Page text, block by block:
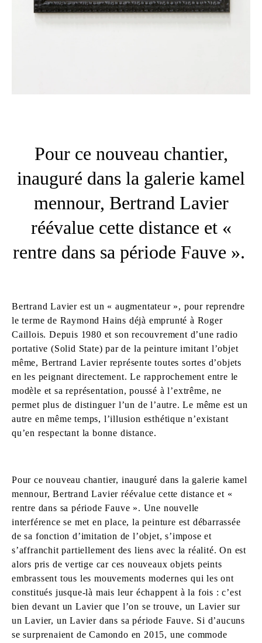
Pour ce nouveau chantier,
inauguré dans la galerie kamel
mennour, Bertrand Lavier
réévalue cette distance et «
rentre dans sa période Fauve ».
Bertrand Lavier est un « augmentateur », pour reprendre
le terme de Raymond Hains déjà emprunté à Roger
Caillois. Depuis 1980 et son recouvrement d’une radio
portative (Solid State) par de la peinture imitant l’objet
même, Bertrand Lavier représente toutes sortes d’objets
en les peignant directement. Le rapprochement entre le
modèle et sa représentation, poussé à l’extrême, ne
permet plus de distinguer l’un de l’autre. Le même est un
autre en même temps, l’illusion esthétique n’existant
qu’en respectant la bonne distance.
Pour ce nouveau chantier, inauguré dans la galerie kamel
mennour, Bertrand Lavier réévalue cette distance et «
rentre dans sa période Fauve ». Une nouvelle
interférence se met en place, la peinture est débarrassée
de sa fonction d’imitation de l’objet, s’impose et
s’affranchit partiellement des liens avec la réalité. On est
alors pris de vertige car ces nouveaux objets peints
embrassent tous les mouvements modernes qui les ont
constitués jusque-là mais leur échappent à la fois : c’est
bien devant un Lavier que l’on se trouve, un Lavier sur
un Lavier, un Lavier dans sa période Fauve. Si d’aucuns
se surprenaient de Camondo en 2015, une commode